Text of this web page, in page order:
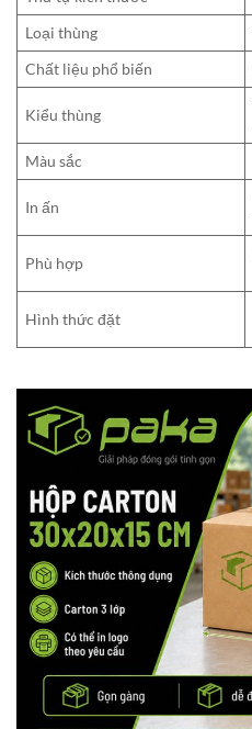
Loại thùng
Chất liệu phổ biến
Kiểu thùng
Màu sắc
In ấn
Phù hợp
Hình thức đặt